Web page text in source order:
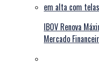
IBOV Renova
Mercado